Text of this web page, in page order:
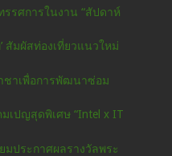
รศการในงาน “สัปดาห์
สัมผัสท่องเที่ยวแนวใหม่
ชาเพื่อการพัฒนาซ่อม
เปญสุดพิเศษ “Intel x IT
มประกาศผลรางวัลพระ